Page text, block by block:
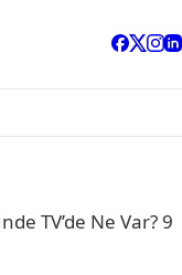
TV’de Ne Var? 9